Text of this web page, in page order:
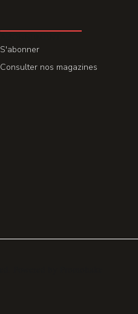
S'abonner
Consulter nos magazines